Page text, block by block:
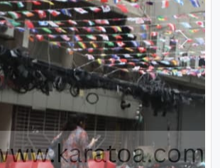
Next